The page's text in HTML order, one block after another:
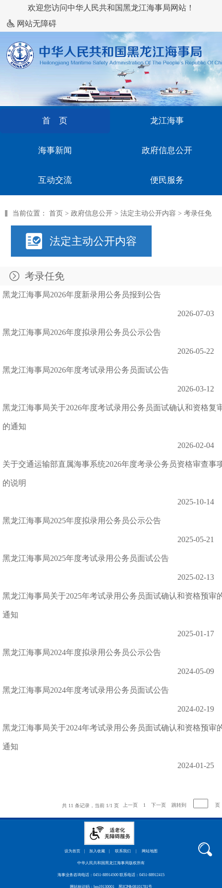
欢迎您访问中华人民共和国黑龙江海事局网站！
网站无障碍
首 页 龙江海事
海事新闻 政府信息公开
互动交流 便民服务
当前位置： 首页 > 政府信息公开 > 法定主动公开内容 > 考录任免
法定主动公开内容
考录任免
2026-07-03
黑龙江海事局2026年度新录用公务员报到公告
2026-05-22
黑龙江海事局2026年度拟录用公务员公示公告
2026-03-12
黑龙江海事局2026年度考试录用公务员面试公告
2026-02-04
黑龙江海事局关于2026年度考试录用公务员面试确认和资格复
的通知
2025-10-14
关于交通运输部直属海事系统2026年度考录公务员资格审查事
的说明
2025-05-21
黑龙江海事局2025年度拟录用公务员公示公告
2025-02-13
黑龙江海事局2025年度考试录用公务员面试公告
2025-01-17
黑龙江海事局关于2025年考试录用公务员面试确认和资格预审
通知
2024-05-09
黑龙江海事局2024年度拟录用公务员公示公告
2024-02-19
黑龙江海事局2024年度考试录用公务员面试公告
2024-01-25
黑龙江海事局关于2024年考试录用公务员面试确认和资格预审
通知
上一页 1 下一页 跳转到 页
共 11 条记录，当前 1/1 页
设为首页 加入收藏 联系我们 网站地图
中华人民共和国黑龙江海事局版权所有
海事业务咨询电话：0451-88914500 联系电话：0451-88912415
网站标识码：bm19130001 黑ICP备08101781号